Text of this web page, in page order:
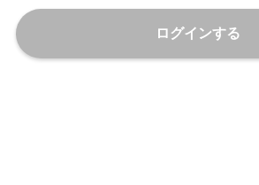
ログインする